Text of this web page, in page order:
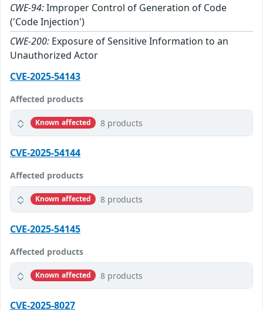
CWE-94:Improper Control of Generation of Code
('Code Injection')
CWE-200: Exposure of Sensitive Information to an
Unauthorized Actor
CVE-2025-54143
Affected products
Known affected 8 products
CVE-2025-54144
Affected products
Known affected 8 products
CVE-2025-54145
Affected products
Known affected 8 products
CVE-2025-8027